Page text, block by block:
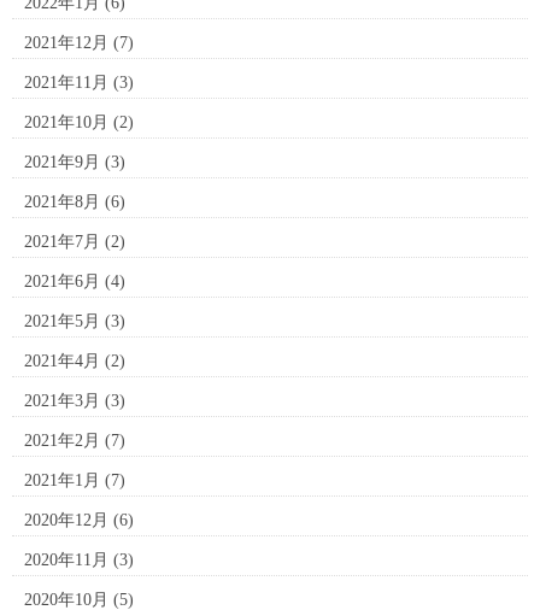
2021年12月 (7)
2021年11月 (3)
2021年10月 (2)
2021年9月 (3)
2021年8月 (6)
2021年7月 (2)
2021年6月 (4)
2021年5月 (3)
2021年4月 (2)
2021年3月 (3)
2021年2月 (7)
2021年1月 (7)
2020年12月 (6)
2020年11月 (3)
2020年10月 (5)